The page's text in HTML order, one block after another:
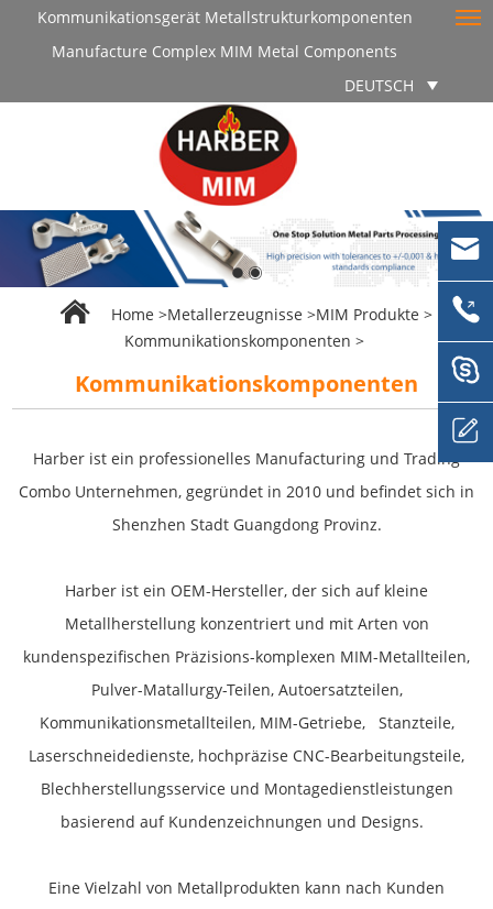
Kommunikationsgerät Metallstrukturkomponenten
Manufacture Complex MIM Metal Components
DEUTSCH
Home >Metallerzeugnisse >MIM Produkte >
Kommunikationskomponenten >
Kommunikationskomponenten
Harber ist ein professionelles Manufacturing und Trading
Combo Unternehmen, gegründet in 2010 und befindet sich in
Shenzhen Stadt Guangdong Provinz.
Harber ist ein OEM-Hersteller, der sich auf kleine
Metallherstellung konzentriert und mit Arten von
kundenspezifischen Präzisions-komplexen MIM-Metallteilen,
Pulver-Matallurgy-Teilen, Autoersatzteilen,
Kommunikationsmetallteilen, MIM-Getriebe, Stanzteile,
Laserschneidedienste, hochpräzise CNC-Bearbeitungsteile,
Blechherstellungsservice und Montagedienstleistungen
basierend auf Kundenzeichnungen und Designs.
Eine Vielzahl von Metallprodukten kann nach Kunden